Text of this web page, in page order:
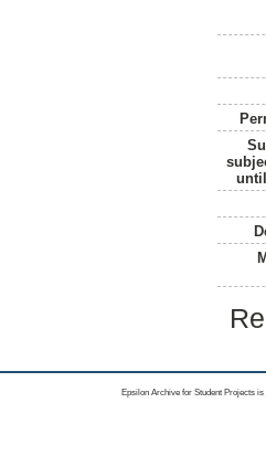
until
Epsilon Archive for Student Projects is